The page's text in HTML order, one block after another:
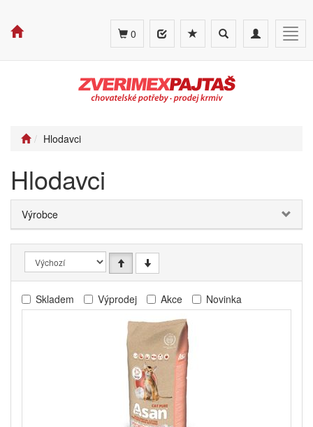
Toggle
navigation
Toggle
search
0
Hlodavci
Hlodavci
Výrobce
Skladem Výprodej Akce Novinka